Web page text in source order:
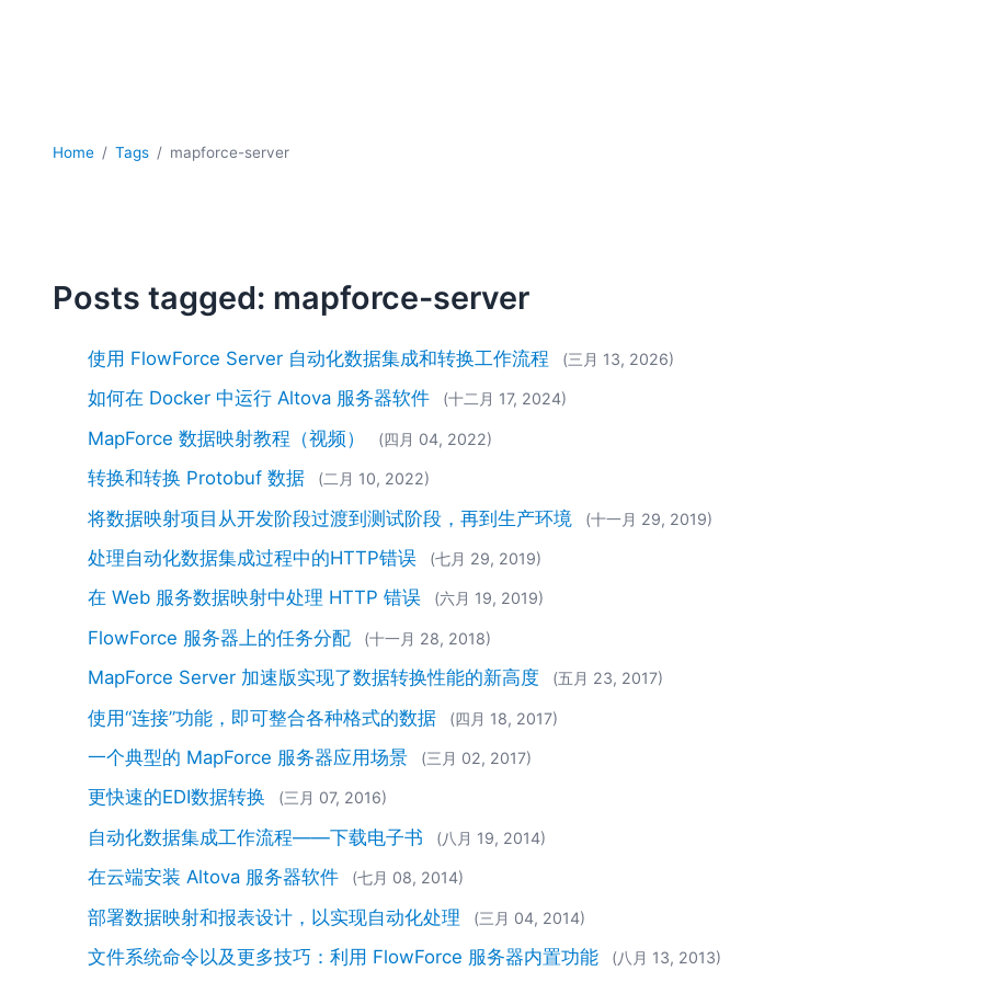
Home Tags mapforce-server
Posts tagged: mapforce-server
使用 FlowForce Server 自动化数据集成和转换工作流程 (三月 13, 2026)
如何在 Docker 中运行 Altova 服务器软件 (十二月 17, 2024)
MapForce 数据映射教程（视频） (四月 04, 2022)
转换和转换 Protobuf 数据 (二月 10, 2022)
将数据映射项目从开发阶段过渡到测试阶段，再到生产环境 (十一月 29, 2019)
处理自动化数据集成过程中的HTTP错误 (七月 29, 2019)
在 Web 服务数据映射中处理 HTTP 错误 (六月 19, 2019)
FlowForce 服务器上的任务分配 (十一月 28, 2018)
MapForce Server 加速版实现了数据转换性能的新高度 (五月 23, 2017)
使用“连接”功能，即可整合各种格式的数据 (四月 18, 2017)
一个典型的 MapForce 服务器应用场景 (三月 02, 2017)
更快速的EDI数据转换 (三月 07, 2016)
自动化数据集成工作流程——下载电子书 (八月 19, 2014)
在云端安装 Altova 服务器软件 (七月 08, 2014)
部署数据映射和报表设计，以实现自动化处理 (三月 04, 2014)
文件系统命令以及更多技巧：利用 FlowForce 服务器内置功能 (八月 13, 2013)